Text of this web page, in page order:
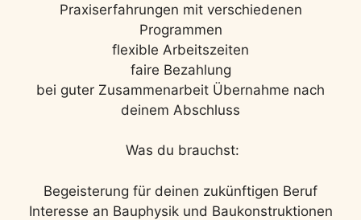
Praxiserfahrungen mit verschiedenen
Programmen
flexible Arbeitszeiten
faire Bezahlung
bei guter Zusammenarbeit Übernahme nach
deinem Abschluss
Was du brauchst:
Begeisterung für deinen zukünftigen Beruf
Interesse an Bauphysik und Baukonstruktionen